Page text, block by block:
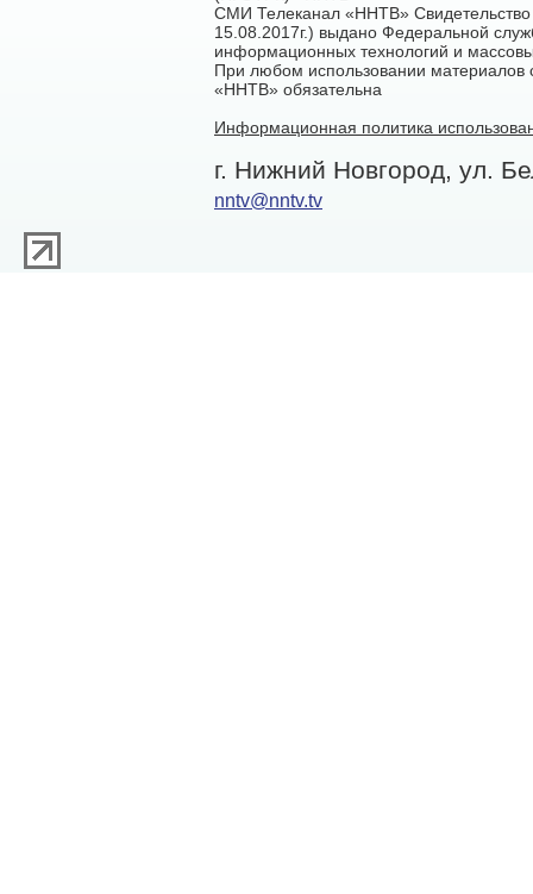
СМИ Телеканал «ННТВ»
15.08.2017г.) выдано Федеральной
информационных технологий и
При любом использовании материалов
«ННТВ» обязательна
Информационная политика
г. Нижний Новгород, ул.
nntv@nntv.tv